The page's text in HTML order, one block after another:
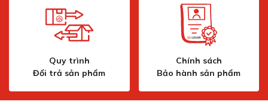
Quy trình
Đổi trả sản phẩm
Chính sách
Bảo hành sản phẩm